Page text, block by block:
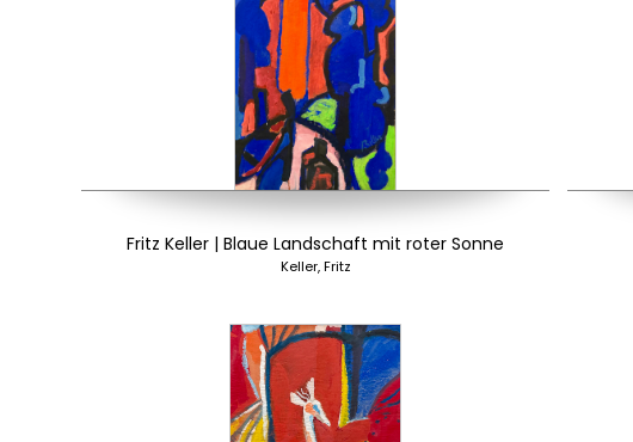
Fritz Keller | Blaue Landschaft mit roter Sonne
Keller, Fritz